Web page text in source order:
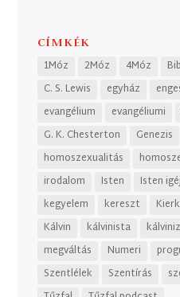
CÍMKÉK
1Móz 2Móz 4Móz
C. S. Lewis
egyház
evangélium
evangéliumi
G. K. Chesterton
Genezis
homoszexualitás
irodalom
Isten Isten
kegyelem
kereszt
Kálvin
kálvinista
megváltás
Numeri
Szentlélek
Szentírás